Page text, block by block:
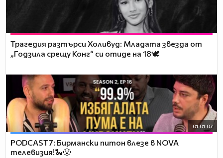
Трагедия разтърси Холивуд: Младата звезда от
„Годзила срещу Конг“ си отиде на 18🕊️
01:01:07
PODCAST7: Бирмански питон влезе в NOVA
телевизия!🐍😮